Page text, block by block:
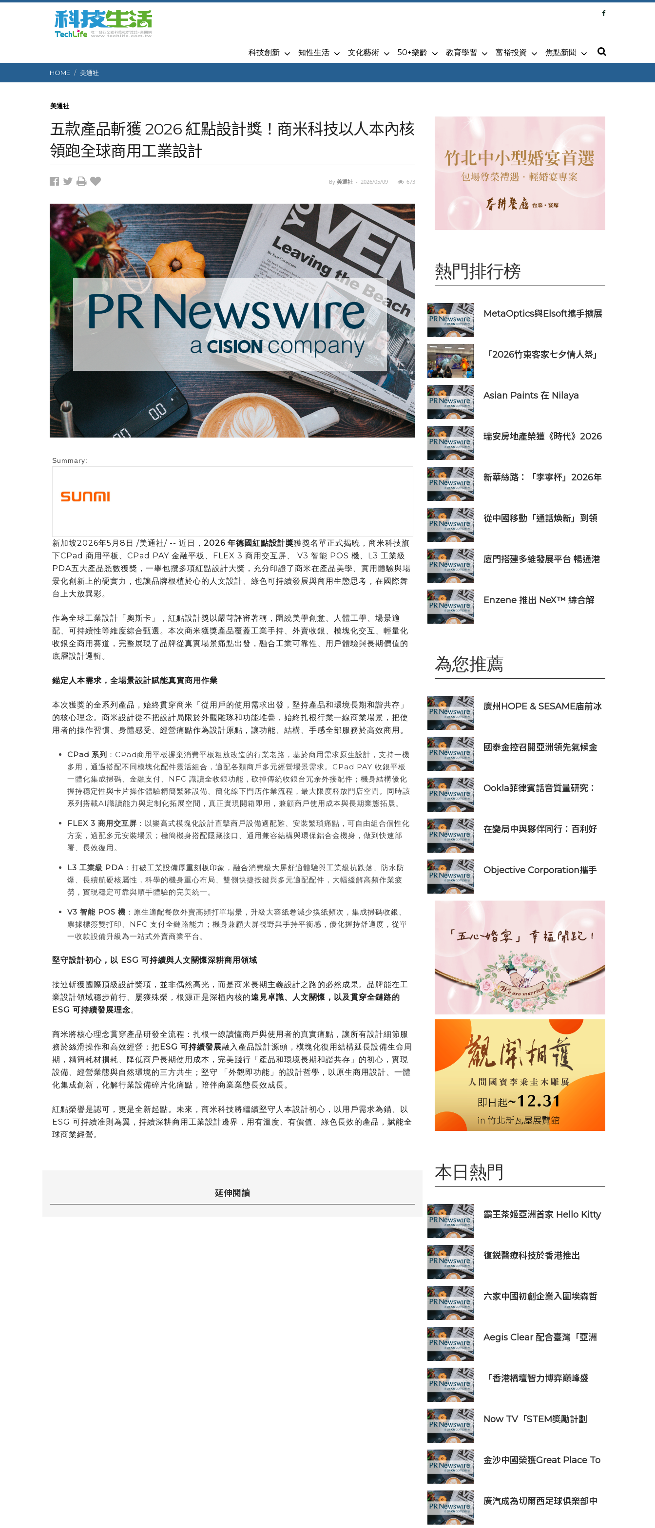
科技創新 知性生活 文化藝術 50+樂齡 教育學習 富裕投資 焦點新聞
HOME 美通社
美通社
五款產品斬獲 2026 紅點設計獎！商米科技以人本內核
領跑全球商用工業設計
By 美通社 - 2026/05/09 673
Summary:
新加坡2026年5月8日 /美通社/ -- 近日， 2026 年德國紅點設計獎獲獎名單正式揭曉，商米科技旗
下CPad 商用平板、CPad PAY 金融平板、FLEX 3 商用交互屏、 V3 智能 POS 機、L3 工業級
PDA五大產品悉數獲獎，一舉包攬多項紅點設計大獎，充分印證了商米在產品美學、實用體驗與場
景化創新上的硬實力，也讓品牌根植於心的人文設計、綠色可持續發展與商用生態思考，在國際舞
台上大放異彩。
作為全球工業設計「奧斯卡」，紅點設計獎以嚴苛評審著稱，圍繞美學創意、人體工學、場景適
配、可持續性等維度綜合甄選。本次商米獲獎產品覆蓋工業手持、外賣收銀、模塊化交互、輕量化
收銀全商用賽道，完整展現了品牌從真實場景痛點出發，融合工業可靠性、用戶體驗與長期價值的
底層設計邏輯。
錨定人本需求，全場景設計賦能真實商用作業
本次獲獎的全系列產品，始終貫穿商米「從用戶的使用需求出發，堅持產品和環境長期和諧共存」
的核心理念。商米設計從不把設計局限於外觀雕琢和功能堆疊，始終扎根行業一線商業場景，把使
用者的操作習慣、身體感受、經營痛點作為設計原點，讓功能、結構、手感全部服務於高效商用。
CPad 系列 ：CPad商用平板摒棄消費平板粗放改造的行業老路，基於商用需求原生設計，支持一機
多用，通過搭配不同模塊化配件靈活組合，適配各類商戶多元經營場景需求。CPad PAY 收銀平板
一體化集成掃碼、金融支付、NFC 識讀全收銀功能，砍掉傳統收銀台冗余外接配件；機身結構優化
握持穩定性與卡片操作體驗精簡繁雜設備、簡化線下門店作業流程，最大限度釋放門店空間。同時該
系列搭載AI識讀能力與定制化拓展空間，真正實現開箱即用，兼顧商戶使用成本與長期業態拓展。
FLEX 3 商用交互屏 ：以樂高式模塊化設計直擊商戶設備適配難、安裝繁瑣痛點，可自由組合個性化
方案，適配多元安裝場景；極簡機身搭配隱藏接口、通用兼容結構與環保鋁合金機身，做到快速部
署、長效復用。
L3 工業級 PDA ：打破工業設備厚重刻板印象，融合消費級大屏舒適體驗與工業級抗跌落、防水防
爆、長續航硬核屬性，科學的機身重心布局、雙側快捷按鍵與多元適配配件，大幅緩解高頻作業疲
勞，實現穩定可靠與順手體驗的完美統一。
V3 智能 POS 機 ：原生適配餐飲外賣高頻打單場景，升級大容紙卷減少換紙頻次，集成掃碼收銀、
票據標簽雙打印、NFC 支付全鏈路能力；機身兼顧大屏視野與手持平衡感，優化握持舒適度，從單
一收款設備升級為一站式外賣商業平台。
堅守設計初心，以 ESG 可持續與人文關懷深耕商用領域
接連斬獲國際頂級設計獎項，並非偶然高光，而是商米長期主義設計之路的必然成果。品牌能在工
業設計領域穩步前行、屢獲殊榮，根源正是深植內核的遠見卓識、人文關懷，以及貫穿全鏈路的
ESG 可持續發展理念。
商米將核心理念貫穿產品研發全流程：扎根一線讀懂商戶與使用者的真實痛點，讓所有設計細節服
務於絲滑操作和高效經營；把ESG 可持續發展融入產品設計源頭，模塊化復用結構延長設備生命周
期，精簡耗材損耗、降低商戶長期使用成本，完美踐行「產品和環境長期和諧共存」的初心，實現
設備、經營業態與自然環境的三方共生；堅守 「外觀即功能」的設計哲學，以原生商用設計、一體
化集成創新，化解行業設備碎片化痛點，陪伴商業業態長效成長。
紅點榮譽是認可，更是全新起點。未來，商米科技將繼續堅守人本設計初心，以用戶需求為錨、以
ESG 可持續准則為翼，持續深耕商用工業設計邊界，用有溫度、有價值、綠色長效的產品，賦能全
球商業經營。
延伸閱讀
熱門排行榜
MetaOptics與Elsoft攜手擴展
「2026竹東客家七夕情人祭」
Asian Paints 在 Nilaya
個月，深入探討色彩、物料及
收藏級設計的藝術之旅
瑞安房地產榮獲《時代》2026
新華絲路：「李寧杯」2026年
從中國移動「通話煥新」到領
廈門搭建多維發展平台 暢通港
Enzene 推出 NeX™ 綜合解
為您推薦
廣州HOPE & SESAME庙前冰
吧」NO.1寶座
國泰金控召開亞洲領先氣候金
Ookla菲律賓話音質量研究：
在變局中與夥伴同行：百利好
Objective Corporation攜手
本日熱門
霸王茶姬亞洲首家 Hello Kitty
復鋭醫療科技於香港推出
六家中國初創企業入圍埃森哲
Aegis Clear 配合臺灣「亞洲
「香港橋壇智力博弈巔峰盛
Now TV「STEM獎勵計劃
趣科學大探索》第二季及「長
隆小科學家大獎」
金沙中國榮獲Great Place To
廣汽成為切爾西足球俱樂部中